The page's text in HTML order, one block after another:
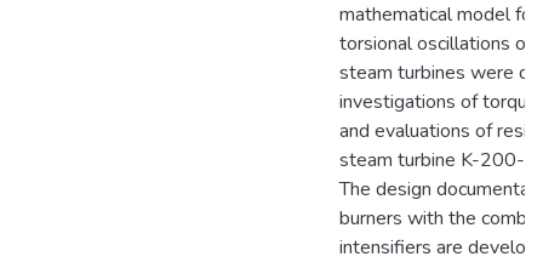
mathematical model
torsional oscillations of
steam turbines were
investigations of
and evaluations of
steam turbine K-200-
The design
burners with the
intensifiers are